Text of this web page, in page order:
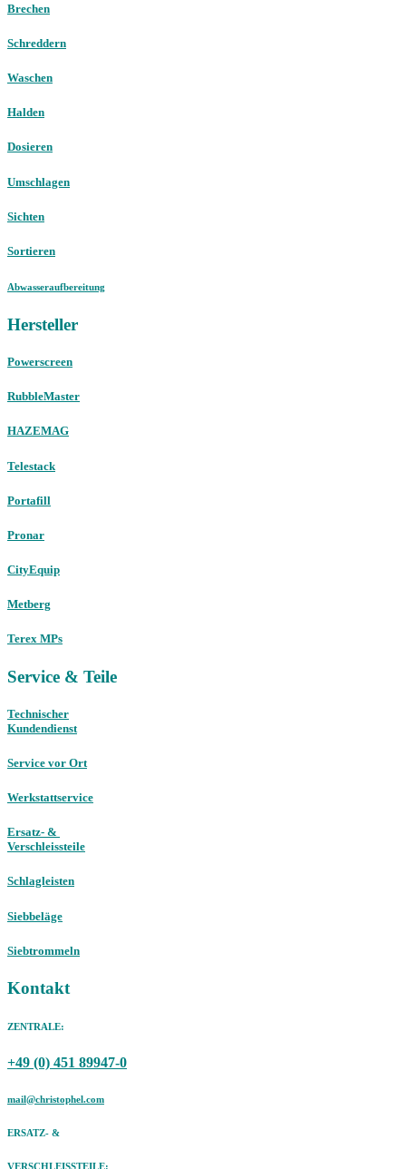
Brechen
Schreddern
Waschen
Halden
Dosieren
Umschlagen
Sichten
Sortieren
Abwasseraufbereitung
Hersteller
Powerscreen
RubbleMaster
HAZEMAG
Telestack
Portafill
Pronar
CityEquip
Metberg
Terex MPs
Service & Teile
Technischer
Kundendienst
Service vor Ort
Werkstattservice
Ersatz- &
Verschleissteile
Schlagleisten
Siebbeläge
Siebtrommeln
Kontakt
ZENTRALE:
+49 (0) 451 89947-0
mail@christophel.com
ERSATZ- &
VERSCHLEISSTEILE: